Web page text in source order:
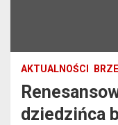
AKTUALNOŚCI
dziedzińca